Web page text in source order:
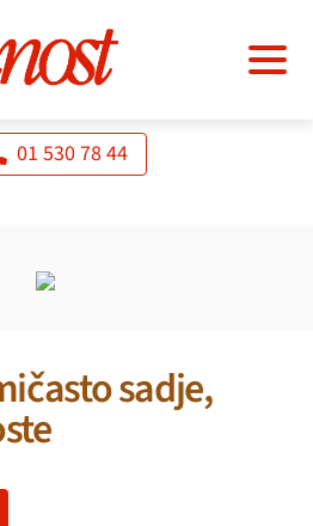
01 530 78 44
sadje,